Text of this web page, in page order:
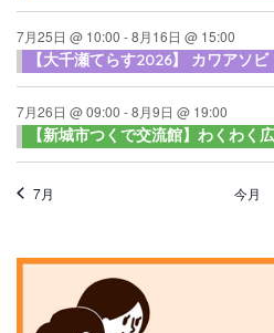
7月25日 @ 10:00 -8月16日 @ 15:00
【大千瀬てらす2026】 カワアソビ
7月26日 @ 09:00 -8月9日 @ 19:00
【新城市つくで交流館】わくわく
7月 今月